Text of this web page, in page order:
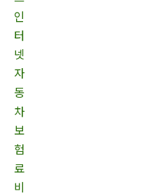
인
터
넷
자
동
차
보
험
료
비